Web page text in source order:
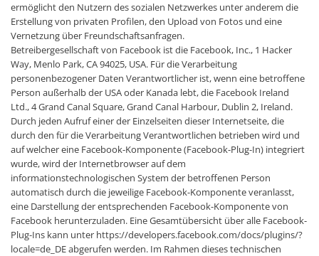
ermöglicht den Nutzern des sozialen Netzwerkes unter anderem die
Erstellung von privaten Profilen, den Upload von Fotos und eine
Vernetzung über Freundschaftsanfragen.
Betreibergesellschaft von Facebook ist die Facebook, Inc., 1 Hacker
Way, Menlo Park, CA 94025, USA. Für die Verarbeitung
personenbezogener Daten Verantwortlicher ist, wenn eine betroffene
Person außerhalb der USA oder Kanada lebt, die Facebook Ireland
Ltd., 4 Grand Canal Square, Grand Canal Harbour, Dublin 2, Ireland.
Durch jeden Aufruf einer der Einzelseiten dieser Internetseite, die
durch den für die Verarbeitung Verantwortlichen betrieben wird und
auf welcher eine Facebook-Komponente (Facebook-Plug-In) integriert
wurde, wird der Internetbrowser auf dem
informationstechnologischen System der betroffenen Person
automatisch durch die jeweilige Facebook-Komponente veranlasst,
eine Darstellung der entsprechenden Facebook-Komponente von
Facebook herunterzuladen. Eine Gesamtübersicht über alle Facebook-
Plug-Ins kann unter https://developers.facebook.com/docs/plugins/?
locale=de_DE abgerufen werden. Im Rahmen dieses technischen